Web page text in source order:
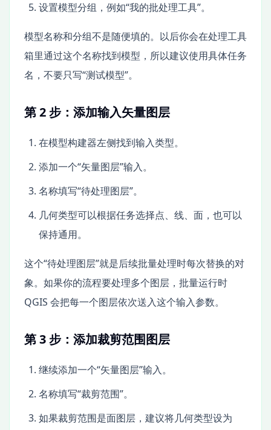
设置模型分组，例如“我的批处理工具”。
模型名称和分组不是随便填的。以后你会在处理工具
箱里通过这个名称找到模型，所以建议使用具体任务
名，不要只写“测试模型”。
第 2 步：添加输入矢量图层
在模型构建器左侧找到输入类型。
添加一个“矢量图层”输入。
名称填写“待处理图层”。
几何类型可以根据任务选择点、线、面，也可以
保持通用。
这个“待处理图层”就是后续批量处理时每次替换的对
象。如果你的流程要处理多个图层，批量运行时
QGIS 会把每一个图层依次送入这个输入参数。
第 3 步：添加裁剪范围图层
继续添加一个“矢量图层”输入。
名称填写“裁剪范围”。
如果裁剪范围是面图层，建议将几何类型设为